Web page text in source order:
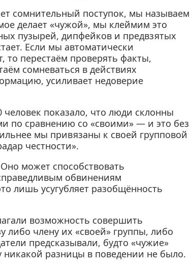
сомнительный поступок, мы называем
делает «чужой», мы клеймим это
пузырей, дипфейков и предвзятых
Если мы автоматически
то перестаём проверять факты,
сомневаться в действиях
усиливает недоверие
человек показало, что люди склонны
по сравнению со «своими» — и это без
мы привязаны к своей групповой
честности».
может способствовать
обвинениям
лишь усугубляет разобщённость
возможность совершить
либо члену их «своей» группы, либо
предсказывали, будто «чужие»
никакой разницы в поведении не было.